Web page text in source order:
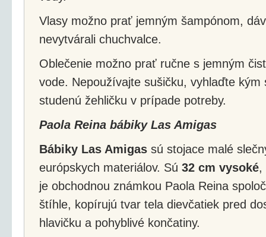
Vlasy možno prať jemným šampónom,
nevytvárali chuchvalce.
Oblečenie možno prať ručne s jemným
vode. Nepoužívajte sušičku, vyhlaďte
studenú žehličku v prípade potreby.
Paola Reina bábiky Las Amigas
Bábiky Las Amigas sú stojace malé
európskych materiálov. Sú 32 cm vysoké,
je obchodnou známkou Paola Reina
štíhle, kopírujú tvar tela dievčatiek pred
hlavičku a pohyblivé končatiny.